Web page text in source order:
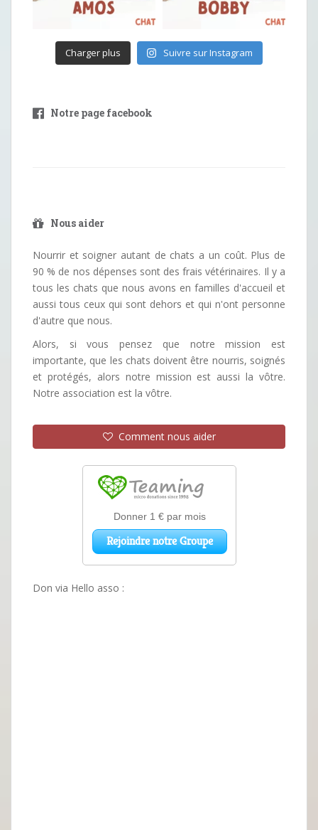
Charger plus Suivre sur Instagram
Notre page facebook
Nous aider
Nourrir et soigner autant de chats a un coût. Plus de
90 % de nos dépenses sont des frais vétérinaires. Il y a
tous les chats que nous avons en familles d'accueil et
aussi tous ceux qui sont dehors et qui n'ont personne
d'autre que nous.
Alors, si vous pensez que notre mission est
importante, que les chats doivent être nourris, soignés
et protégés, alors notre mission est aussi la vôtre.
Notre association est la vôtre.
Comment nous aider
Don via Hello asso :